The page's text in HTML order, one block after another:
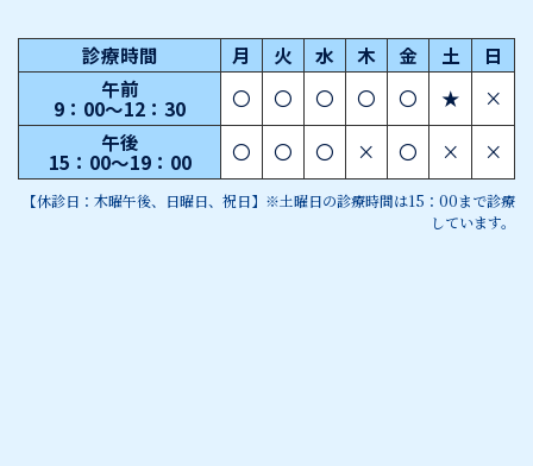
診療時間 月 火 水 木 金 土
日
午前
9：00～12：30 〇 〇 〇 〇 〇 ★
×
午後
15：00～19：00 〇 〇 〇 × 〇 × ×
【休診日：木曜午後、日曜日、祝日】※土曜日の診療時間は15：00まで診療
しています。